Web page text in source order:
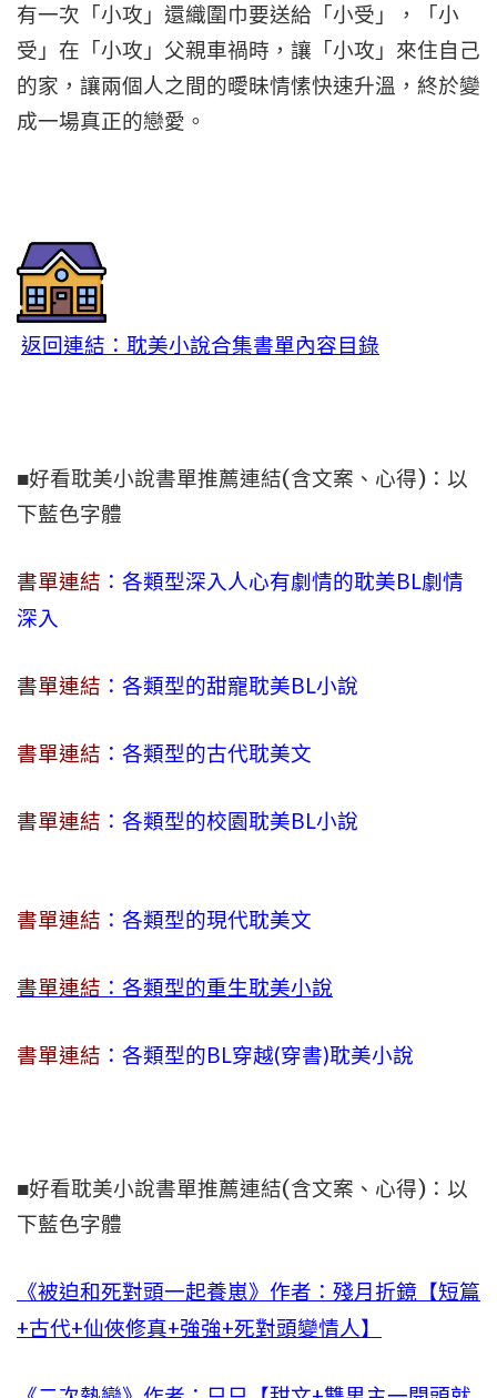
有一次「小攻」還織圍巾要送給「小受」，「小
受」在「小攻」父親車禍時，讓「小攻」來住自己
的家，讓兩個人之間的曖昧情愫快速升溫，終於變
成一場真正的戀愛。
返回連結：耽美小說合集書單內容目錄
■好看耽美小說書單推薦連結(含文案、心得)：以
下藍色字體
書單連結 ：各類型深入人心有劇情的耽美BL劇情
深入
書單連結 ：各類型的甜寵耽美BL小說
書單連結 ：各類型的古代耽美文
書單連結 ：各類型的校園耽美BL小說
書單連結 ：各類型的現代耽美文
書單連結 ：各類型的重生耽美小說
書單連結 ：各類型的BL穿越(穿書)耽美小說
■好看耽美小說書單推薦連結(含文案、心得)：以
下藍色字體
《被迫和死對頭一起養崽》作者：殘月折鏡【短篇
+古代+仙俠修真+強強+死對頭變情人】